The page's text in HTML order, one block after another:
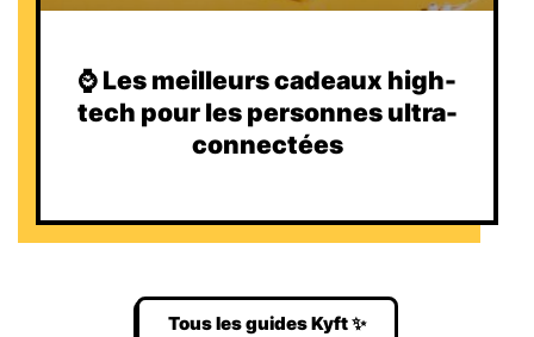
⌚️ Les meilleurs cadeaux high-
tech pour les personnes ultra-
connectées
Tous les guides Kyft ✨